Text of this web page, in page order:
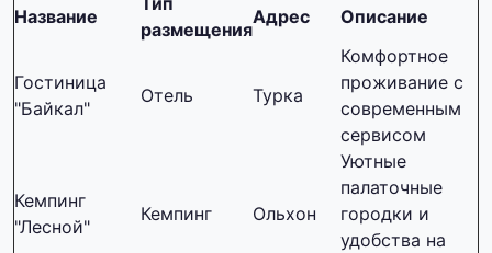
Название
размещения
Адрес Описание
Гостиница
"Байкал"
Отель Турка
Комфортное
проживание с
современным
сервисом
Кемпинг
"Лесной"
Кемпинг Ольхон
Уютные
палаточные
городки и
удобства на